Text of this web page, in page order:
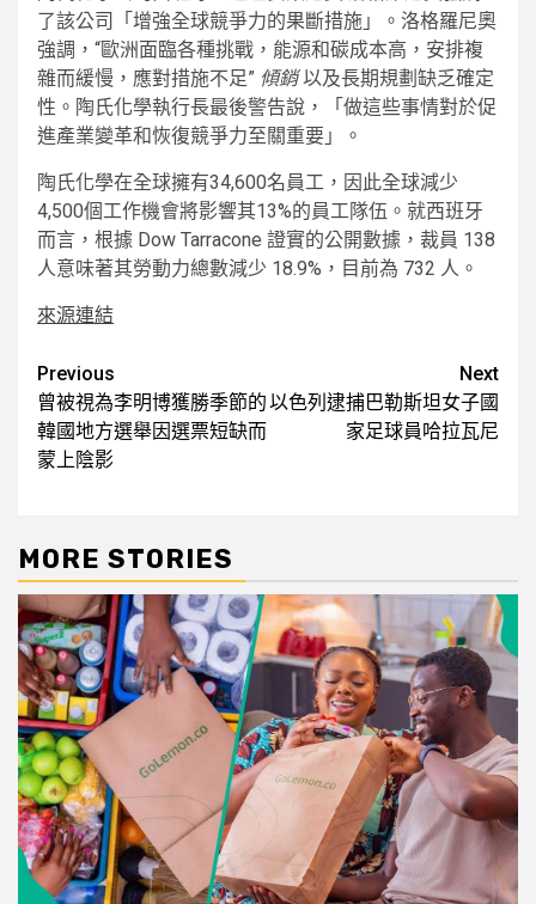
了該公司「增強全球競爭力的果斷措施」。洛格羅尼奧
強調，“歐洲面臨各種挑戰，能源和碳成本高，安排複
雜而緩慢，應對措施不足” 傾銷以及長期規劃缺乏確定
性。陶氏化學執行長最後警告說，「做這些事情對於促
進產業變革和恢復競爭力至關重要」。
陶氏化學在全球擁有34,600名員工，因此全球減少
4,500個工作機會將影響其13%的員工隊伍。就西班牙
而言，根據 Dow Tarracone 證實的公開數據，裁員 138
人意味著其勞動力總數減少 18.9%，目前為 732 人。
來源連結
Post
navigation
Previous
曾被視為李明博獲勝季節的
韓國地方選舉因選票短缺而
蒙上陰影
Next
以色列逮捕巴勒斯坦女子國
家足球員哈拉瓦尼
MORE STORIES